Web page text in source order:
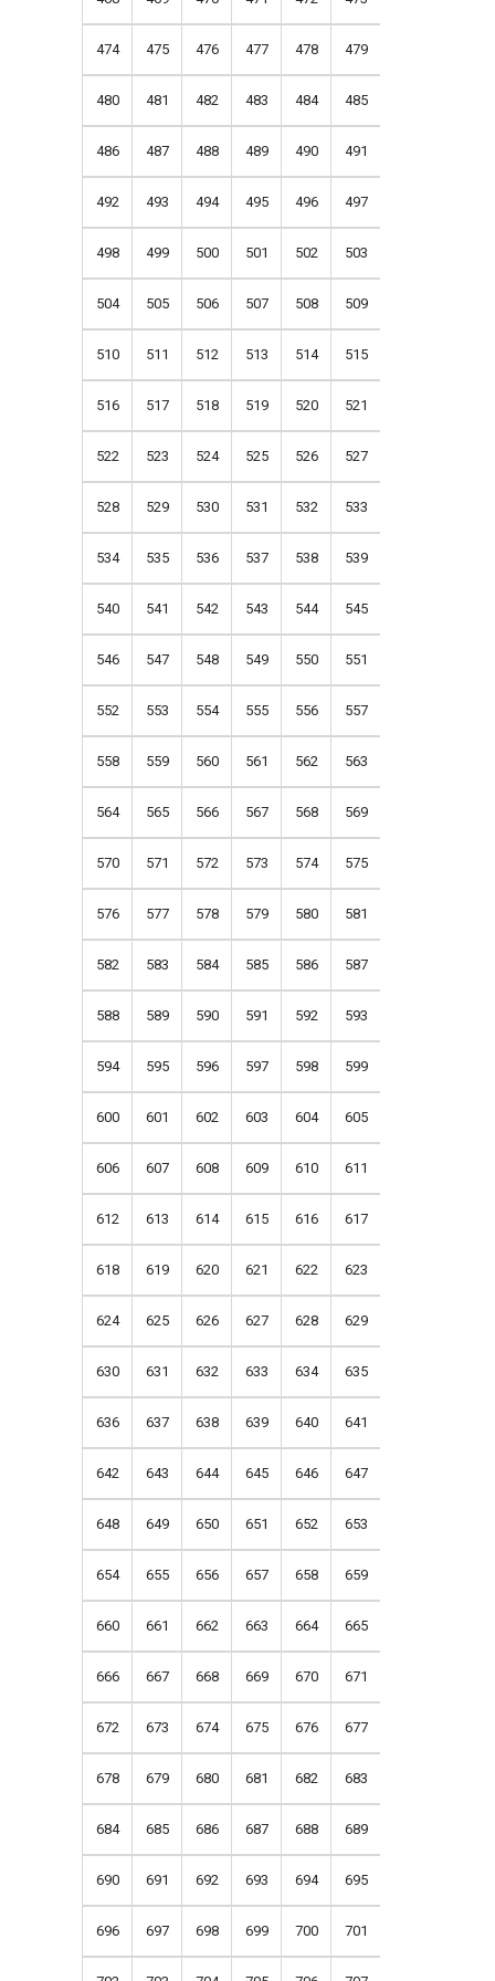
474 475 476 477 478 479
480 481 482 483 484 485
486 487 488 489 490 491
492 493 494 495 496 497
498 499 500 501 502 503
504 505 506 507 508 509
510 511 512 513 514 515
516 517 518 519 520 521
522 523 524 525 526 527
528 529 530 531 532 533
534 535 536 537 538 539
540 541 542 543 544 545
546 547 548 549 550 551
552 553 554 555 556 557
558 559 560 561 562 563
564 565 566 567 568 569
570 571 572 573 574 575
576 577 578 579 580 581
582 583 584 585 586 587
588 589 590 591 592 593
594 595 596 597 598 599
600 601 602 603 604 605
606 607 608 609 610 611
612 613 614 615 616 617
618 619 620 621 622 623
624 625 626 627 628 629
630 631 632 633 634 635
636 637 638 639 640 641
642 643 644 645 646 647
648 649 650 651 652 653
654 655 656 657 658 659
660 661 662 663 664 665
666 667 668 669 670 671
672 673 674 675 676 677
678 679 680 681 682 683
684 685 686 687 688 689
690 691 692 693 694 695
696 697 698 699 700 701